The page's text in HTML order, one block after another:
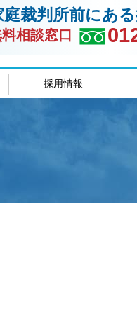
庭裁判所前にあ
相談窓口
島根相
採用情報